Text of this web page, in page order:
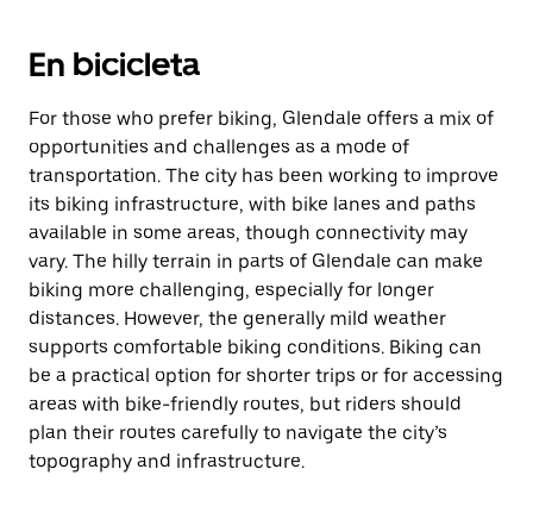
En bicicleta
For those who prefer biking, Glendale offers a mix of
opportunities and challenges as a mode of
transportation. The city has been working to improve
its biking infrastructure, with bike lanes and paths
available in some areas, though connectivity may
vary. The hilly terrain in parts of Glendale can make
biking more challenging, especially for longer
distances. However, the generally mild weather
supports comfortable biking conditions. Biking can
be a practical option for shorter trips or for accessing
areas with bike-friendly routes, but riders should
plan their routes carefully to navigate the city’s
topography and infrastructure.